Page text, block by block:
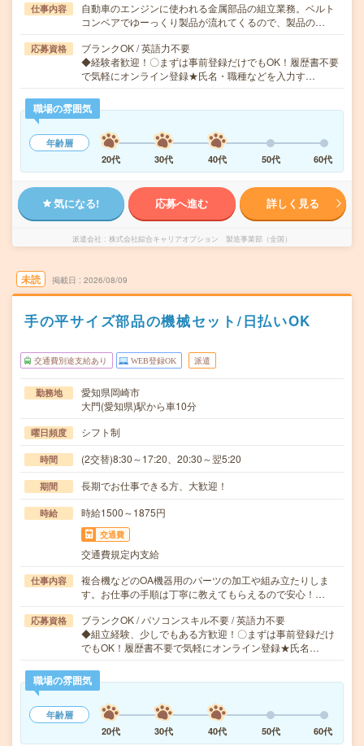
仕事内容
自動車のエンジンに使われる金属部品の組立業務。ベルト
コンベアでゆーっくり製品が流れてくるので、製品の…
応募資格
ブランクOK / 英語力不要
◆経験者歓迎！〇まずは事前登録だけでもOK！履歴書不要
で気軽にオンライン登録★氏名・職種などを入力す…
職場の雰囲気
年齢層
20代
30代 40代 50代 60代
気になる! 応募へ進む 詳しく見る
派遣会社 株式会社綜合キャリアオプション 製造事業部（全国）
未読 掲載日 2026/08/09
手の平サイズ部品の機械セット/日払いOK
交通費別途支給あり WEB登録OK 派遣
勤務地
愛知県岡崎市
大門(愛知県)駅から車10分
曜日頻度 シフト制
時間 (2交替)8:30～17:20、20:30～翌5:20
期間 長期でお仕事できる方、大歓迎！
時給 時給1500～1875円
交通費
交通費規定内支給
仕事内容
複合機などのOA機器用のパーツの加工や組み立たりしま
す。お仕事の手順は丁寧に教えてもらえるので安心！…
応募資格
ブランクOK / パソコンスキル不要 / 英語力不要
◆組立経験、少しでもある方歓迎！〇まずは事前登録だけ
でもOK！履歴書不要で気軽にオンライン登録★氏名…
職場の雰囲気
年齢層
20代
30代 40代 50代 60代